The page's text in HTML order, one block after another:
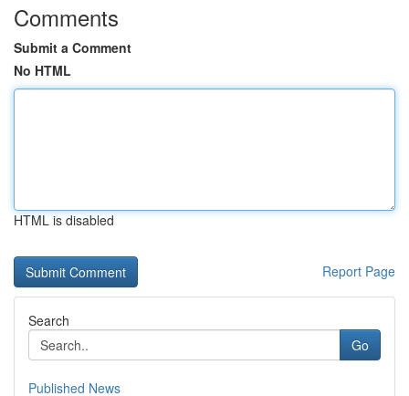
Comments
Submit a Comment
No HTML
HTML is disabled
Report Page
Search
Go
Published News